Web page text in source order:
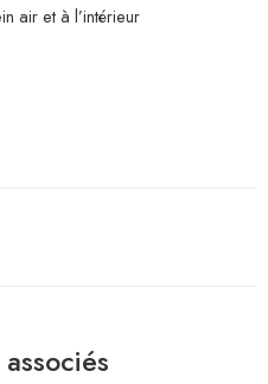
air et à l’intérieur